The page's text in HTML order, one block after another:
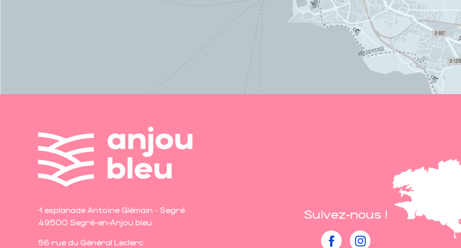
1 esplanade Antoine Glémain - Segré
49500 Segré-en-Anjou bleu
56 rue du Général Leclerc
Suivez-nous !